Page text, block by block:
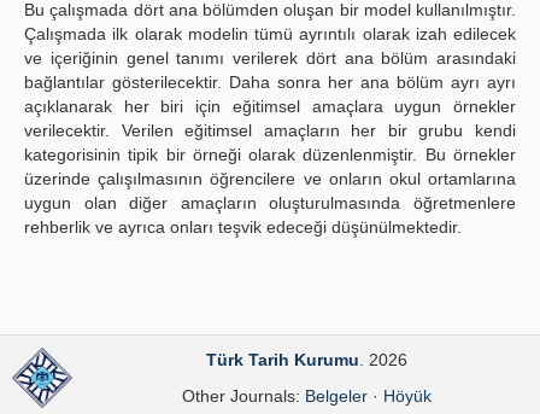
Bu çalışmada dört ana bölümden oluşan bir model kullanılmıştır.
Çalışmada ilk olarak modelin tümü ayrıntılı olarak izah edilecek
ve içeriğinin genel tanımı verilerek dört ana bölüm arasındaki
bağlantılar gösterilecektir. Daha sonra her ana bölüm ayrı ayrı
açıklanarak her biri için eğitimsel amaçlara uygun örnekler
verilecektir. Verilen eğitimsel amaçların her bir grubu kendi
kategorisinin tipik bir örneği olarak düzenlenmiştir. Bu örnekler
üzerinde çalışılmasının öğrencilere ve onların okul ortamlarına
uygun olan diğer amaçların oluşturulmasında öğretmenlere
rehberlik ve ayrıca onları teşvik edeceği düşünülmektedir.
Türk Tarih Kurumu . 2026
Other Journals: Belgeler· Höyük